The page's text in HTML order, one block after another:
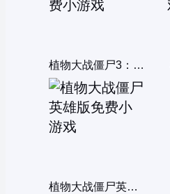
植物大战僵尸3：僵尸反击
植物大战僵尸英雄版